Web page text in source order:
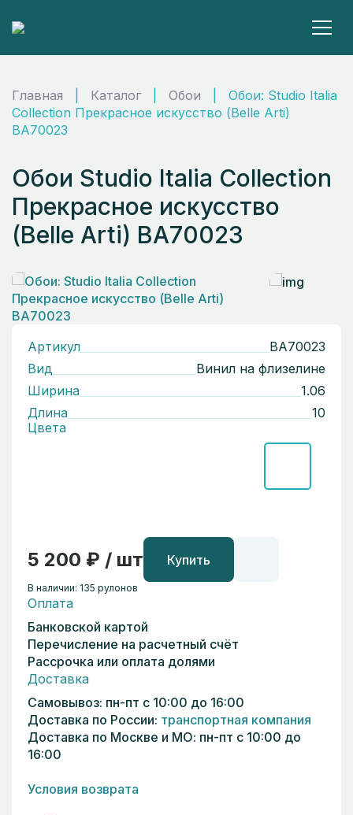
Главная Каталог Обои
Обои: Studio Italia
Collection Прекрасное искусство (Belle Arti)
BA70023
Обои Studio Italia Collection
Прекрасное искусство
(Belle Arti) BA70023
Артикул
BA70023
Вид
Винил на флизелине
Ширина
1.06
Длина
10
Цвета
5 200 ₽ / шт Купить
В наличии: 135 рулонов
Оплата
Банковской картой
Перечисление на расчетный счёт
Рассрочка или оплата долями
Доставка
Самовывоз: пн-пт с 10:00 до 16:00
Доставка по России: транспортная компания
Доставка по Москве и МО: пн-пт с 10:00 до
16:00
Условия возврата